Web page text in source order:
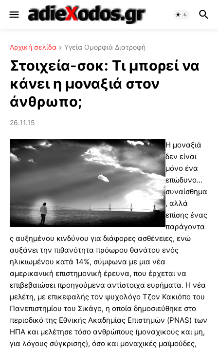
Αρχική σελίδα Υγεία Ομορφιά Διατροφή
Στοιχεία-σοκ: Τι μπορεί να
κάνει η μοναξιά στον
άνθρωπο;
26.11.15
Η μοναξιά
δεν είναι
μόνο ένα
επώδυνο...
συναίσθημα
, αλλά
επίσης ένας
παράγοντα
ς αυξημένου κινδύνου για διάφορες ασθένειες, ενώ
αυξάνει την πιθανότητα πρόωρου θανάτου ενός
ηλικιωμένου κατά 14%, σύμφωνα με μια νέα
αμερικανική επιστημονική έρευνα, που έρχεται να
επιβεβαιώσει προηγούμενα αντίστοιχα ευρήματα. Η νέα
μελέτη, με επικεφαλής τον ψυχολόγο Τζον Κακιόπο του
Πανεπιστημίου του Σικάγο, η οποία δημοσιεύθηκε στο
περιοδικό της Εθνικής Ακαδημίας Επιστημών (PNAS) των
ΗΠΑ και μελέτησε τόσο ανθρώπους (μοναχικούς και μη,
για λόγους σύγκρισης), όσο και μοναχικές μαϊμούδες,